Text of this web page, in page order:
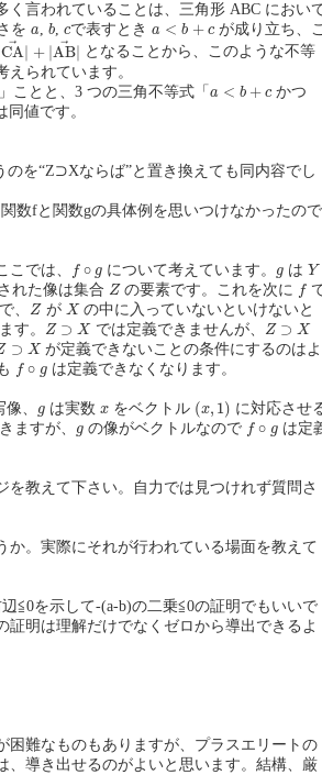
言われていることは、三角形 ABC におい
をa
a,b
b,c
cで表すときa < b + c
a< b+c
が成り立ち、こ
| →
CA + →
AB|
|CA→ |+|AB →|
となることから、このような不等
られています。
ことと、3 つの三角不等式「a < b + c
a< b+c かつ
値です。
のを“Z⊃Xならば”と置き換えても同内容でし
数fと関数gの具体例を思いつけなかったので
では、
f ∘ g
f∘g について考えています。 g
g はY
Y
れた像は集合 Z
Zの要素です。これを次に f
f
、 Z
Zが X
Xの中に入っていないといけないと
す。 Z ⊃ X
Z⊃X では定義できませんが、 Z ⊃ X
Z⊃X
⊃ X
⊃X
が定義できないことの条件にするのはよ
f ∘ g
f∘g
は定義できなくなります。
、 g
gは実数 x
xをベクトル (x, 1)
(x 1)
に対応させ
ますが、 g
g の像がベクトルなので f ∘ g
f∘g
は定
教えて下さい。自力では見つけれず質問さ
か。実際にそれが行われている場面を教えて
≦0を示して-(a-b)の二乗≦0の証明でもいいで
証明は理解だけでなくゼロから導出できるよ
困難なものもありますが、プラスエリートの
、導き出せるのがよいと思います。結構、厳